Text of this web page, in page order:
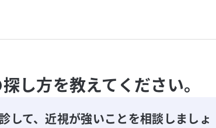
し方を教えてください。
して、近視が強いことを相談しましょ